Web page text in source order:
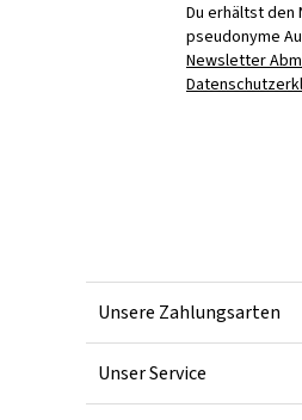
Du erhältst den
pseudonyme
Newsletter
Unsere Zahlungsarten
Unser Service